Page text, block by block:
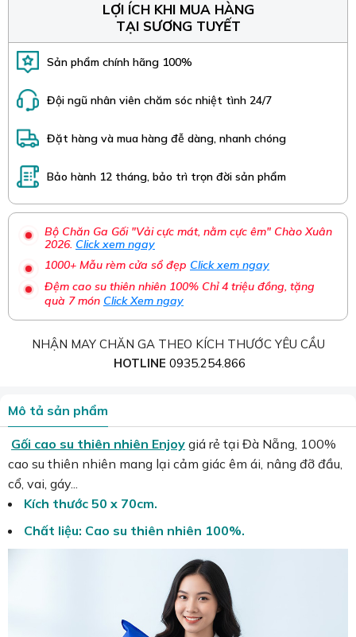
LỢI ÍCH KHI MUA HÀNG
TẠI SƯƠNG TUYẾT
Sản phẩm chính hãng 100%
Đội ngũ nhân viên chăm sóc nhiệt tình 24/7
Đặt hàng và mua hàng đễ dàng, nhanh chóng
Bảo hành 12 tháng, bảo trì trọn đời sản phẩm
Bộ Chăn Ga Gối "Vải cực mát, nằm cực êm" Chào Xuân
2026. Click xem ngay
1000+ Mẫu rèm cửa sổ đẹp Click xem ngay
Đệm cao su thiên nhiên 100% Chỉ 4 triệu đồng, tặng
quà 7 món Click Xem ngay
NHẬN MAY CHĂN GA THEO KÍCH THƯỚC YÊU CẦU
HOTLINE 0935.254.866
Mô tả sản phẩm
Gối cao su thiên nhiên Enjoy giá rẻ tại Đà Nẵng, 100%
cao su thiên nhiên mang lại cảm giác êm ái, nâng đỡ đầu,
cổ, vai, gáy...
Kích thước 50 x 70cm.
Chất liệu: Cao su thiên nhiên 100%.